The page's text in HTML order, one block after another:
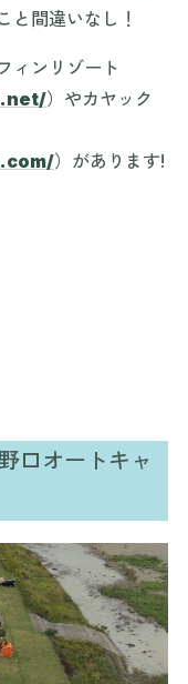
と間違いなし！
ィンリゾート
）やカヤック
）があります!
オートキャ